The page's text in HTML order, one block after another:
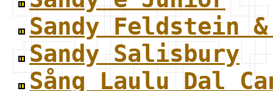
Sandy Feldstein
Sandy Salisbury
Sång Laulu Dal